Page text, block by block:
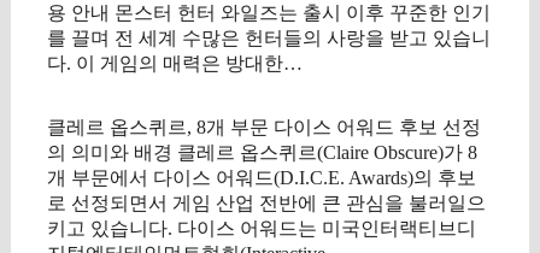
용 안내 몬스터 헌터 와일즈는 출시 이후 꾸준한 인기
를 끌며 전 세계 수많은 헌터들의 사랑을 받고 있습니
다. 이 게임의 매력은 방대한…
클레르 옵스퀴르, 8개 부문 다이스 어워드 후보 선정
의 의미와 배경 클레르 옵스퀴르(Claire Obscure)가 8
개 부문에서 다이스 어워드(D.I.C.E. Awards)의 후보
로 선정되면서 게임 산업 전반에 큰 관심을 불러일으
키고 있습니다. 다이스 어워드는 미국인터랙티브디